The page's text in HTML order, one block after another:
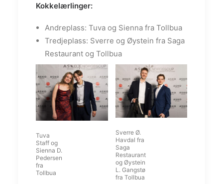
Kokkelærlinger:
Andreplass: Tuva og Sienna fra Tollbua
Tredjeplass: Sverre og Øystein fra Saga
Restaurant og Tollbua
Tuva
Staff og
Sienna D.
Pedersen
fra
Tollbua
Sverre Ø.
Havdal fra
Saga
Restaurant
og Øystein
L. Gangstø
fra Tollbua